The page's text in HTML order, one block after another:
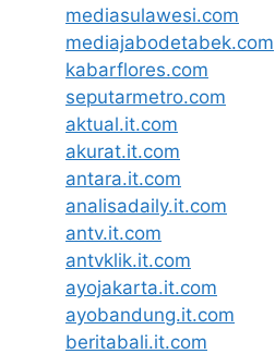
mediasulawesi.com
mediajabodetabek.com
kabarflores.com
seputarmetro.com
aktual.it.com
akurat.it.com
antara.it.com
analisadaily.it.com
antv.it.com
antvklik.it.com
ayojakarta.it.com
ayobandung.it.com
beritabali.it.com